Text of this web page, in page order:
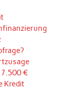
€
Kredit